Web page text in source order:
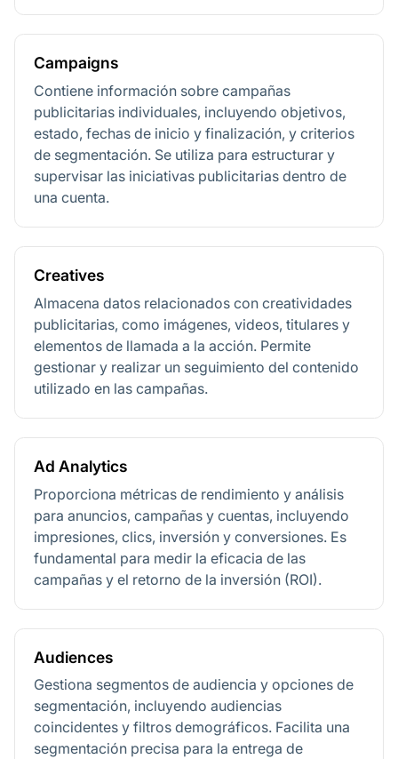
Campaigns
Contiene información sobre campañas
publicitarias individuales, incluyendo objetivos,
estado, fechas de inicio y finalización, y criterios
de segmentación. Se utiliza para estructurar y
supervisar las iniciativas publicitarias dentro de
una cuenta.
Creatives
Almacena datos relacionados con creatividades
publicitarias, como imágenes, videos, titulares y
elementos de llamada a la acción. Permite
gestionar y realizar un seguimiento del contenido
utilizado en las campañas.
Ad Analytics
Proporciona métricas de rendimiento y análisis
para anuncios, campañas y cuentas, incluyendo
impresiones, clics, inversión y conversiones. Es
fundamental para medir la eficacia de las
campañas y el retorno de la inversión (ROI).
Audiences
Gestiona segmentos de audiencia y opciones de
segmentación, incluyendo audiencias
coincidentes y filtros demográficos. Facilita una
segmentación precisa para la entrega de